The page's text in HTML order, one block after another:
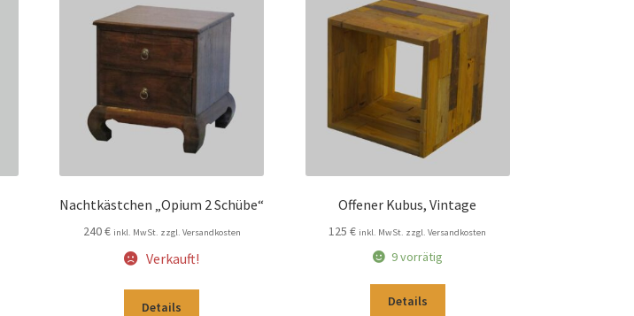
Nachtkästchen „Opium 2 Schübe“
240€ inkl. MwSt. zzgl. Versandkosten
Verkauft!
Details
Offener Kubus, Vintage
125€ inkl. MwSt. zzgl. Versandkosten
9 vorrätig
Details